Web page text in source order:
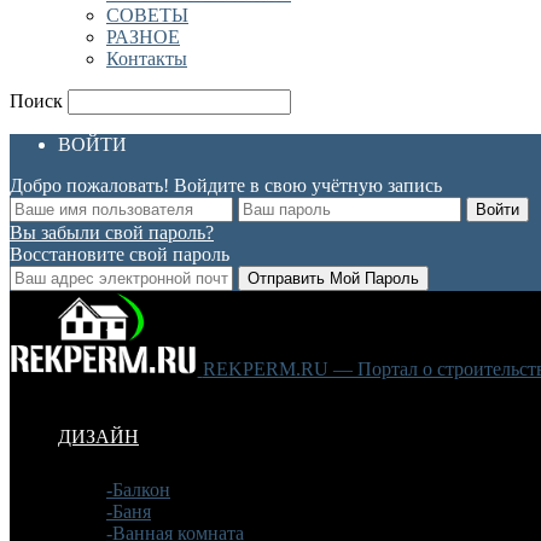
СОВЕТЫ
РАЗНОЕ
Контакты
Поиск
ВОЙТИ
Добро пожаловать! Войдите в свою учётную запись
Вы забыли свой пароль?
Восстановите свой пароль
REKPERM.RU — Портал о
ДИЗАЙН
-Балкон
-Баня
-Ванная комната